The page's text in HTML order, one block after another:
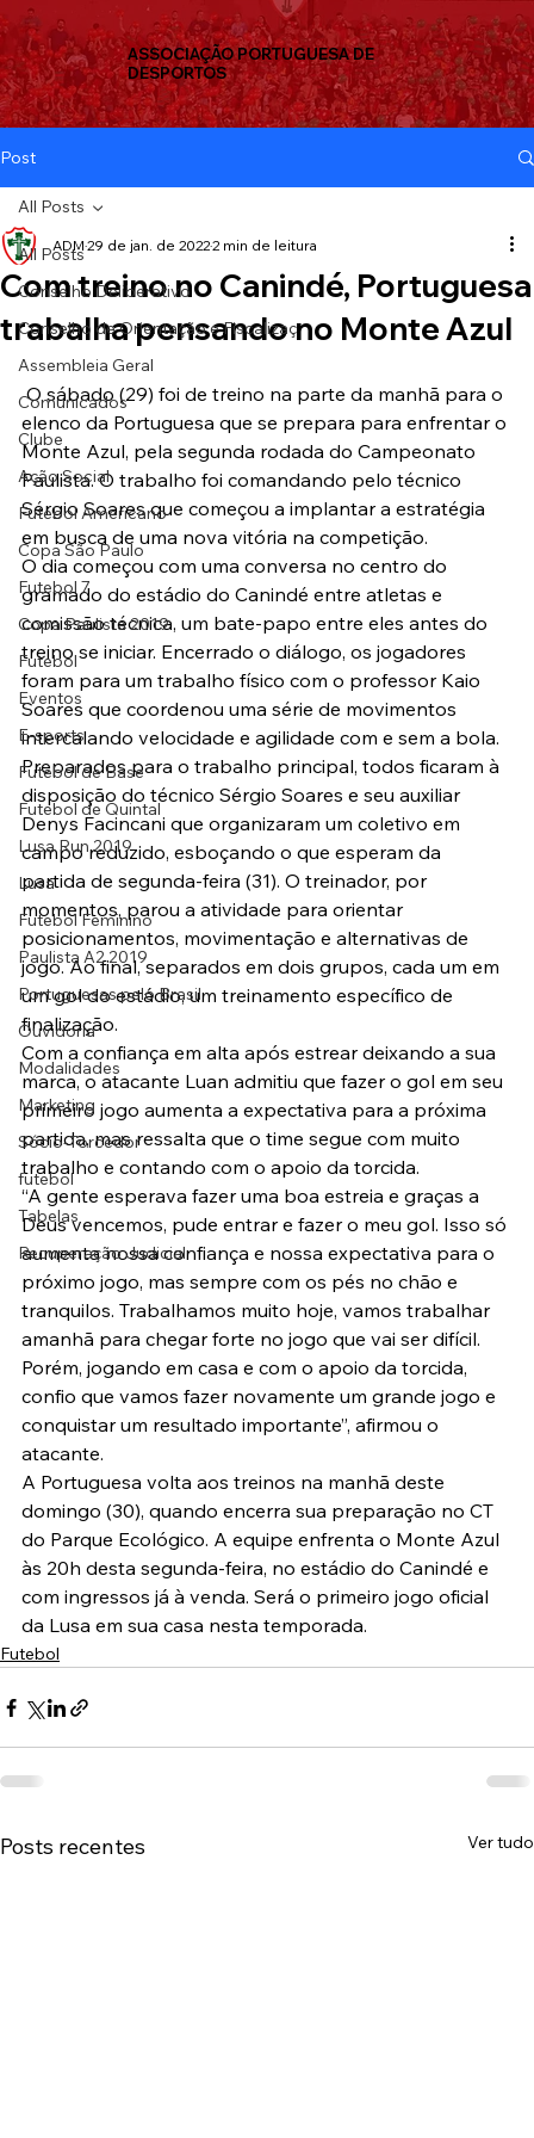
ASSOCIAÇÃO PORTUGUESA DE
DESPORTOS
Post
All Posts
Conselho Deliberativo
Conselho de Orientação e Fiscalizaç
Assembleia Geral
Comunicados
Clube
Ação Social
Futebol Americano
Copa São Paulo
Futebol 7
Copa Paulista 2019
Futebol
Eventos
E-sports
Futebol de Base
Futebol de Quintal
Lusa Run 2019
Lusa
Futebol Feminino
Paulista A2 2019
Portuguesas pelo Brasil
Ouvidoria
Modalidades
Marketing
Sócio-Torcedor
futebol
Tabelas
Recuperação Judicial
All Posts
Com treino no Canindé, Portuguesa
trabalha pensando no Monte Azul
ADM 29 de jan. de 20222 min de leitura
O sábado (29) foi de treino na parte da manhã para o
elenco da Portuguesa que se prepara para enfrentar o
Monte Azul, pela segunda rodada do Campeonato
Paulista. O trabalho foi comandando pelo técnico
Sérgio Soares que começou a implantar a estratégia
em busca de uma nova vitória na competição.
O dia começou com uma conversa no centro do
gramado do estádio do Canindé entre atletas e
comissão técnica, um bate-papo entre eles antes do
treino se iniciar. Encerrado o diálogo, os jogadores
foram para um trabalho físico com o professor Kaio
Soares que coordenou uma série de movimentos
intercalando velocidade e agilidade com e sem a bola.
Preparados para o trabalho principal, todos ficaram à
disposição do técnico Sérgio Soares e seu auxiliar
Denys Facincani que organizaram um coletivo em
campo reduzido, esboçando o que esperam da
partida de segunda-feira (31). O treinador, por
momentos, parou a atividade para orientar
posicionamentos, movimentação e alternativas de
jogo. Ao final, separados em dois grupos, cada um em
um gol do estádio, um treinamento específico de
finalização.
Com a confiança em alta após estrear deixando a sua
marca, o atacante Luan admitiu que fazer o gol em seu
primeiro jogo aumenta a expectativa para a próxima
partida, mas ressalta que o time segue com muito
trabalho e contando com o apoio da torcida.
“A gente esperava fazer uma boa estreia e graças a
Deus vencemos, pude entrar e fazer o meu gol. Isso só
aumenta nossa confiança e nossa expectativa para o
próximo jogo, mas sempre com os pés no chão e
tranquilos. Trabalhamos muito hoje, vamos trabalhar
amanhã para chegar forte no jogo que vai ser difícil.
Porém, jogando em casa e com o apoio da torcida,
confio que vamos fazer novamente um grande jogo e
conquistar um resultado importante”, afirmou o
atacante.
A Portuguesa volta aos treinos na manhã deste
domingo (30), quando encerra sua preparação no CT
do Parque Ecológico. A equipe enfrenta o Monte Azul
às 20h desta segunda-feira, no estádio do Canindé e
com ingressos já à venda. Será o primeiro jogo oficial
da Lusa em sua casa nesta temporada.
Futebol
Posts recentes Ver tudo